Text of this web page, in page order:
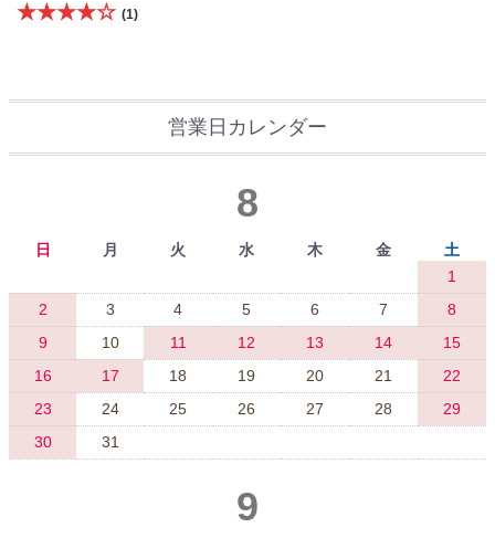
★★★★☆ (1)
営業日カレンダー
8
日 月 火 水 木 金
土
1
2
3 4 5 6 7
8
9
10 11 12 13 14
15
16
17 18 19 20 21
22
23
24 25 26 27 28
29
30
31
9